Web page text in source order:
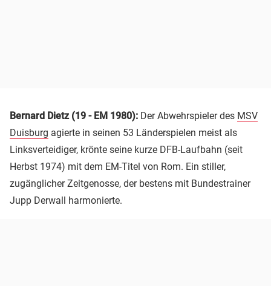
Bernard Dietz (19 - EM 1980): Der Abwehrspieler des MSV
Duisburg agierte in seinen 53 Länderspielen meist als
Linksverteidiger, krönte seine kurze DFB-Laufbahn (seit
Herbst 1974) mit dem EM-Titel von Rom. Ein stiller,
zugänglicher Zeitgenosse, der bestens mit Bundestrainer
Jupp Derwall harmonierte.